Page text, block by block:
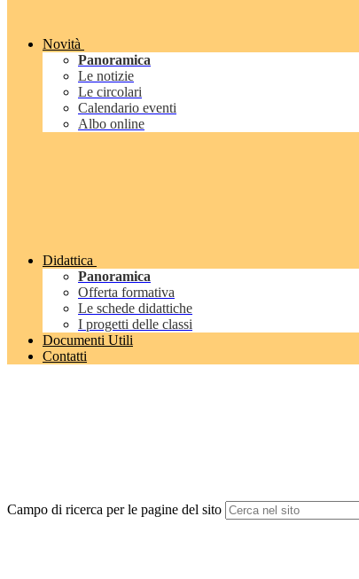
Novità
Panoramica
Le notizie
Le circolari
Calendario eventi
Albo online
Didattica
Panoramica
Offerta formativa
Le schede didattiche
I progetti delle classi
Documenti Utili
Contatti
Campo di ricerca per le pagine del sito